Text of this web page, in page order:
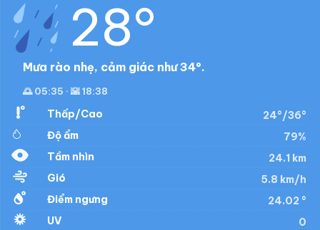
28°
Mưa rào nhẹ, cảm giác như 34°.
🌅 05:35 · 🌇 18:38
Thấp/Cao
24°/36°
Độ ẩm
79%
Tầm nhìn
24.1 km
Gió
5.8 km/h
Điểm ngưng
24.02 °
UV
0